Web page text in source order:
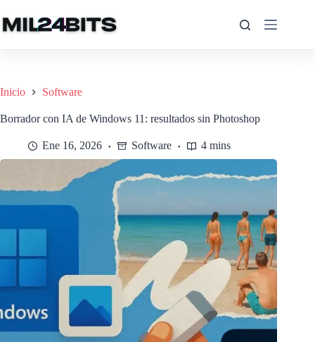
al
contenido
Inicio Software
Borrador con IA de Windows 11: resultados sin Photoshop
Ene 16, 2026 Software 4 mins